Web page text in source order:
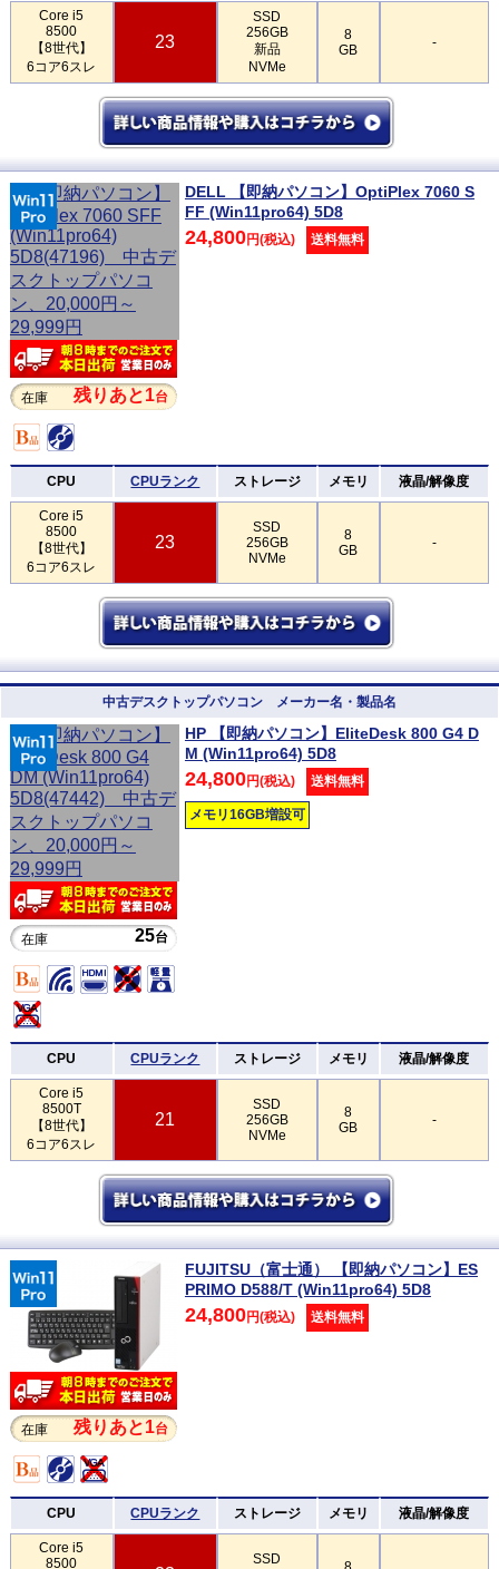
Core i5
8500
【8世代】
6コア6スレ
23
SSD
256GB
新品
NVMe
8
GB
-
在庫 残りあと1台
DELL 【即納パソコン】OptiPlex 7060 S
FF (Win11pro64) 5D8
24,800円(税込) 送料無料
CPU CPUランク ストレージ メモリ 液晶/解像度
Core i5
8500
【8世代】
6コア6スレ
23
SSD
256GB
NVMe
8
GB
-
中古デスクトップパソコン メーカー名・製品名
在庫 25台
HP 【即納パソコン】EliteDesk 800 G4 D
M (Win11pro64) 5D8
24,800円(税込) 送料無料
メモリ16GB増設可
CPU CPUランク ストレージ メモリ 液晶/解像度
Core i5
8500T
【8世代】
6コア6スレ
21
SSD
256GB
NVMe
8
GB
-
在庫 残りあと1台
FUJITSU（富士通） 【即納パソコン】ES
PRIMO D588/T (Win11pro64) 5D8
24,800円(税込) 送料無料
CPU CPUランク ストレージ メモリ 液晶/解像度
Core i5
8500
SSD